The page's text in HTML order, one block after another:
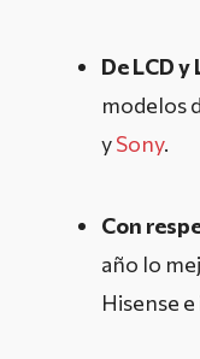
De LCD y
modelos
ySony.
Con
año lo
Hisense